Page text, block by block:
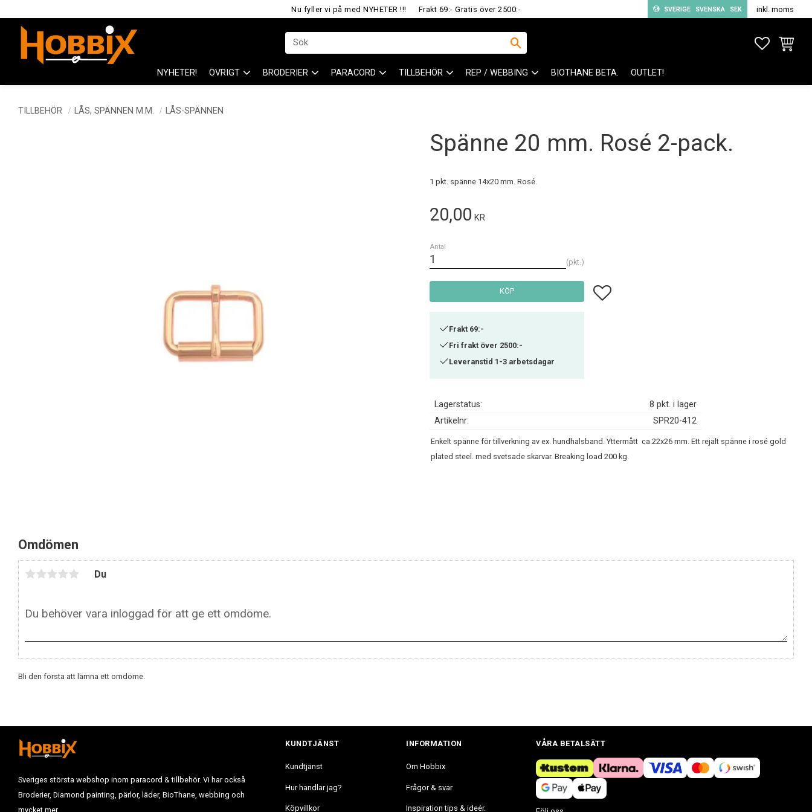
Nu fyller vi på med NYHETER !!! Frakt 69:- Gratis över 2500:- SVERIGE SVENSKA SEK inkl. moms
NYHETER! ÖVRIGT BRODERIER PARACORD TILLBEHÖR REP / WEBBING BIOTHANE BETA. OUTLET!
TILLBEHÖR LÅS, SPÄNNEN M.M. LÅS-SPÄNNEN
Spänne 20 mm. Rosé 2-pack.
1 pkt. spänne 14x20 mm. Rosé.
20,00 KR
Antal
pkt.
KÖP Lägg till i favoriter
Frakt 69:-
Fri frakt över 2500:-
Leveranstid 1-3 arbetsdagar
Lagerstatus
8 pkt. i lager
Artikelnr
SPR20-412
Enkelt spänne för tillverkning av ex. hundhalsband. Yttermått ca.22x26 mm. Ett rejält spänne i rosé gold
plated steel. med svetsade skarvar. Breaking load 200 kg.
Omdömen
Du
Bli den första att lämna ett omdöme.
Sveriges största webshop inom paracord & tillbehör. Vi har också
Broderier, Diamond painting, pärlor, läder, BioThane, webbing och
mycket mer.
KUNDTJÄNST
Kundtjänst
Hur handlar jag?
Köpvillkor
INFORMATION
Om Hobbix
Frågor & svar
Inspiration tips & ideér.
VÅRA BETALSÄTT